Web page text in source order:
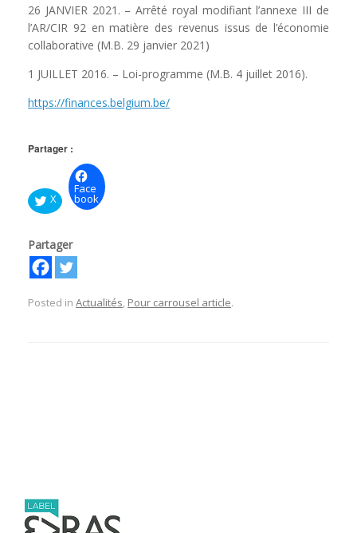
26 JANVIER 2021. – Arrêté royal modifiant l’annexe III de
l’AR/CIR 92 en matière des revenus issus de l’économie
collaborative (M.B. 29 janvier 2021)
1 JUILLET 2016. – Loi-programme (M.B. 4 juillet 2016).
https://finances.belgium.be/
Partager :
X
Face
book
Partager
Posted in Actualités, Pour carrousel article.